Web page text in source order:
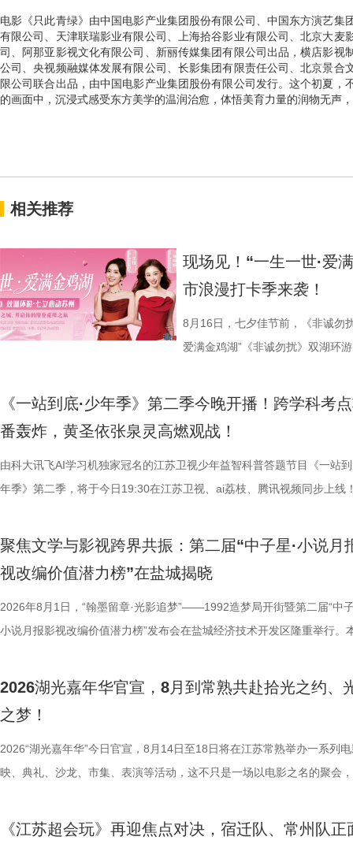
电影《只此青绿》由中国电影产业集团股份有限公司、中国东方演艺集
有限公司、天津联瑞影业有限公司、上海拾谷影业有限公司、北京大麦
司、阿那亚影视文化有限公司、新丽传媒集团有限公司出品，横店影视
公司、央视频融媒体发展有限公司、长影集团有限责任公司、北京景合
限公司联合出品，由中国电影产业集团股份有限公司发行。这个初夏，
的画面中，沉浸式感受东方美学的温润治愈，体悟美育力量的润物无声
相关推荐
现场见！“一生一世·爱
市浪漫打卡季来袭！
8月16日，七夕佳节前，《非诚勿
爱满金鸡湖”《非诚勿扰》双湖环
《非诚勿扰》节目组联合苏州工
珏、孙嬿婉将携手《非诚勿扰》
组成“打卡团”阵容，带领多组情
觅缘之旅。 图片8.png 苏州是一
依托金鸡湖与独墅湖双湖水域联
02、独墅湖月亮湾码头、飞翔雕
融天幕、月光码头九大地标，让
浪漫故事。 图片9.png 打卡之旅
02两座旅游驿站，在“婚拍友好驿
鸡湖全景，随后前往苏州当代美
动。夜幕降临，活动转场至圆融
节，参与者将获颁“觅缘通关证书
《一站到底·少年季》第二季今晚开播！跨学科考
番轰炸，黄圣依张泉灵高燃观战！
由科大讯飞AI学习机独家冠名的江苏卫视少年益智科普答题节目《一站到
年季》第二季，将于今日19:30在江苏卫视、ai荔枝、腾讯视频同步上线
量。首期赛场就将迎来二选一残酷对决，十位选手分为两支战队同台竞
而出？答案今晚揭晓！ PBL项目挑战开启！少年们直面多重考
较于第一季，本季赛制紧扣新课标要求和育人导向实现全方位升级，创
PBL项目挑战模式，模拟真实学习场景，让学习跳出纸面、落地实践，
加持、学科专家权威解读，以科学化、专业化教育力量赋能少年成长，
力。 节目通过抢位赛、团队轮答赛、项目挑战赛三重递进式竞技体
方位检验少年们的综合素养。首轮抢位赛考验选手们的空间几何能力，
年凭借扎实数理基础与超快临场反应同台竞速、排名定序，为后续战队
料，掌握幻方、数独、杨辉三角、九章算术、圆周率、张衡历法、古诗
聚焦文学与影视跨界共振：第二届“中子星·小说月
视改编价值潜力榜”在盐城揭晓
2026年8月1日，“翰墨留章·光影追梦”——1992造梦局开街暨第二届“中
小说月报影视改编价值潜力榜”发布会在盐城经济技术开发区隆重举行。
化广电和旅游局、盐城经济技术开发区指导，江苏世纪新城投资控股集
达文化传媒公司联合主办，盐城师范学院、盐城幼儿师范高等专科学校
活动当天，众多知名编剧、导演、作家、行业专家、平台代表及影视公
人齐聚一堂，共同见证文学与影视两大艺术形态的深度对话与跨界共振
作，点亮IP改编新航向 作为本次活动的核心环节，第二届“中子星·小说
2026湖光嘉年华官宣，8月到常熟共赴拾光之约、
之梦！
2026“湖光嘉年华”今日官宣，8月14日至18日将在江苏常熟举办一系列
映、典礼、沙龙、市集、表演等活动，这不只是一场以电影之名的聚会
「观看」「典礼」「理解」「生活」「参与」五大主题活动单元，邀请
《江苏超会玩》再迎焦点对决，宿迁队、常州队正